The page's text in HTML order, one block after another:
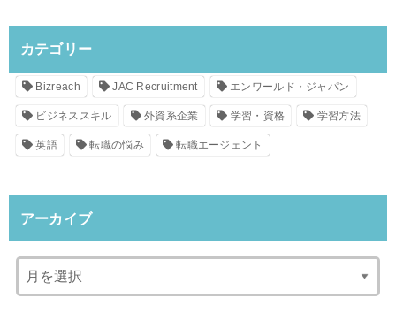
カテゴリー
Bizreach JAC Recruitment エンワールド・ジャパン
ビジネススキル 外資系企業 学習・資格 学習方法
英語 転職の悩み 転職エージェント
アーカイブ